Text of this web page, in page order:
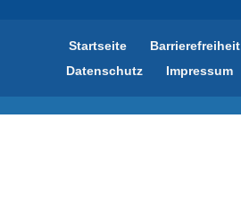
Startseite Barrierefreiheit
Datenschutz
Impressum